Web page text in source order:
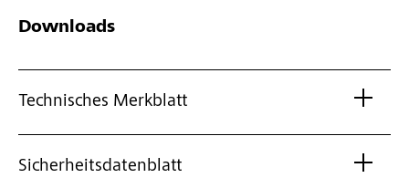
Downloads
Technisches Merkblatt
Sicherheitsdatenblatt